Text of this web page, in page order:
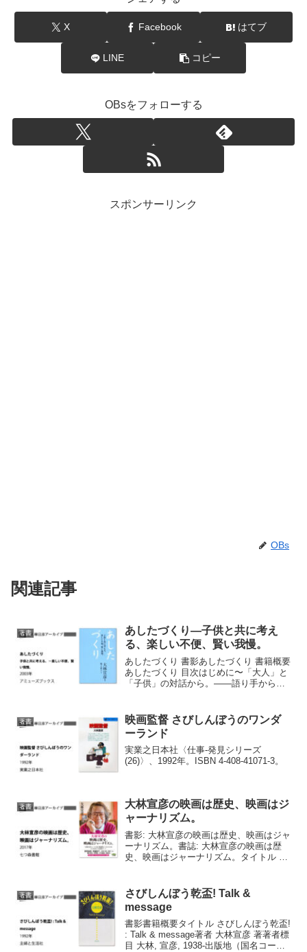
X Facebook はてブ
LINE コピー
OBsをフォローする
スポンサーリンク
OBs
関連記事
著書
あしたづくり―子供と共に考え
る、楽しい不便、賢い我慢。
あしたづくり 書影あしたづくり 書籍概要
あしたづくり 目次はじめに〜「大人」と
「子供」の対話から。――語り手から
さ。 14目を開けて見えるもの、目を閉じ
て見えるもの...
著書
映画監督 さびしんぼうのワンダ
ーランド
実業之日本社〈仕事-発見シリーズ
(26)〉、1992年。ISBN 4-408-41071-3。
著書
大林宣彦の映画は歴史、映画はジ
ャーナリズム。
書影: 大林宣彦の映画は歴史、映画はジャ
ーナリズム。書誌: 大林宣彦の映画は歴
史、映画はジャーナリズム。タイトル 大
彦出版社 七つ森書館出版年月日等
2017.1...
著書
さびしんぼう乾盃! Talk &
message
書影書籍概要タイトル さびしんぼう乾盃!
: Talk & message著者 大林宣彦 著著者標
目 大林, 宣彦, 1938-出版地（国名コー